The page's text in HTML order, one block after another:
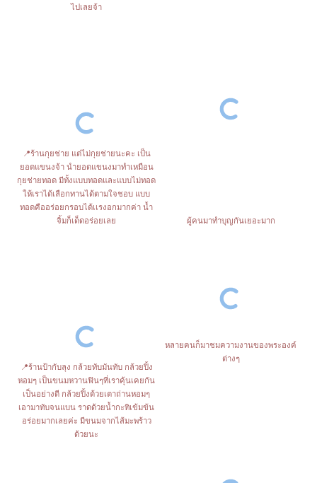
ไปเลยจ้า
📍ร้านกุยช่าย แต่ไม่กุยช่ายนะคะ เป็น
ยอดแขนงจ้า นำยอดแขนงมาทำเหมือน
กุยช่ายทอด มีทั้งแบบทอดและแบบไม่ทอด
ให้เราได้เลือกทานได้ตามใจชอบ แบบ
ทอดคืออร่อยกรอบได้เเรงอกมากค่า น้ำ
จิ้มก็เด็ดอร่อยเลย
📍ร้านป้ากับลุง กล้วยทับมันทับ กล้วยปิ้ง
หอมๆ เป็นขนมหวานฟินๆที่เราคุ้นเคยกัน
เป็นอย่างดี กล้วยปิ้งด้วยเตาถ่านหอมๆ
เอามาทับจนแบน ราดด้วยน้ำกะทิเข้มข้น
อร่อยมากเลยค่ะ มีขนมจากไส้มะพร้าว
ด้วยนะ
ผู้คนมาทำบุญกันเยอะมาก
หลายคนก็มาชมความงานของพระองค์
ต่างๆ